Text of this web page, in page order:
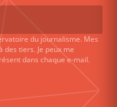
du journalisme. Mes
tiers. Je peux me
dans chaque e-mail.